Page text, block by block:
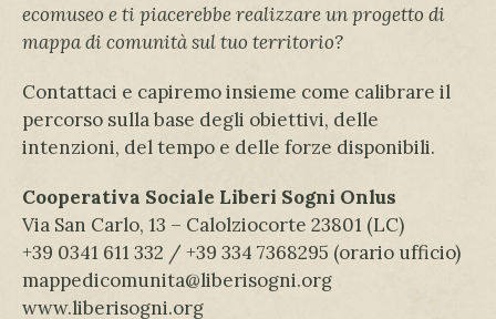
ecomuseo e ti piacerebbe realizzare un progetto di
mappa di comunità sul tuo territorio?
Contattaci e capiremo insieme come calibrare il
percorso sulla base degli obiettivi, delle
intenzioni, del tempo e delle forze disponibili.
Cooperativa Sociale Liberi Sogni Onlus
Via San Carlo, 13 – Calolziocorte 23801 (LC)
+39 0341 611 332 / +39 334 7368295 (orario ufficio)
mappedicomunita@liberisogni.org
www.liberisogni.org